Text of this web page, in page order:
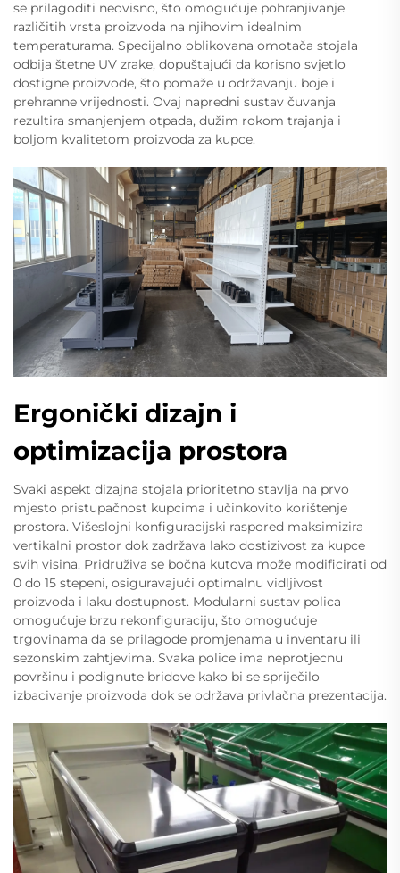
se prilagoditi neovisno, što omogućuje pohranjivanje
različitih vrsta proizvoda na njihovim idealnim
temperaturama. Specijalno oblikovana omotača stojala
odbija štetne UV zrake, dopuštajući da korisno svjetlo
dostigne proizvode, što pomaže u održavanju boje i
prehranne vrijednosti. Ovaj napredni sustav čuvanja
rezultira smanjenjem otpada, dužim rokom trajanja i
boljom kvalitetom proizvoda za kupce.
Ergonički dizajn i
optimizacija prostora
Svaki aspekt dizajna stojala prioritetno stavlja na prvo
mjesto pristupačnost kupcima i učinkovito korištenje
prostora. Višeslojni konfiguracijski raspored maksimizira
vertikalni prostor dok zadržava lako dostizivost za kupce
svih visina. Pridruživa se bočna kutova može modificirati od
0 do 15 stepeni, osiguravajući optimalnu vidljivost
proizvoda i laku dostupnost. Modularni sustav polica
omogućuje brzu rekonfiguraciju, što omogućuje
trgovinama da se prilagode promjenama u inventaru ili
sezonskim zahtjevima. Svaka police ima neprotjecnu
površinu i podignute bridove kako bi se spriječilo
izbacivanje proizvoda dok se održava privlačna prezentacija.